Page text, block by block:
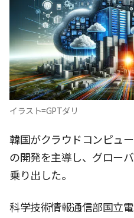
イラスト=GPTダリ
韓国がクラウドコンピュ
の開発を主導し、グロー
乗り出した。
科学技術情報通信部国立